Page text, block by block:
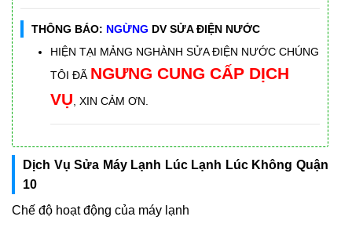
THÔNG BÁO: NGỪNG DV SỬA ĐIỆN NƯỚC
HIỆN TẠI MẢNG NGHÀNH SỬA ĐIỆN NƯỚC CHÚNG
TÔI ĐÃ NGƯNG CUNG CẤP DỊCH
VỤ, XIN CẢM ƠN.
Dịch Vụ Sửa Máy Lạnh Lúc Lạnh Lúc Không Quận
10
Chế độ hoạt động của máy lạnh